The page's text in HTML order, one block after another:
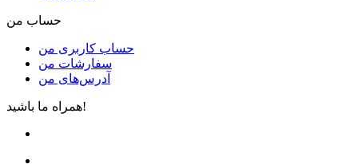
حساب من
حساب کاربری من
سفارشات من
آدرس‌های من
همراه ما باشید!